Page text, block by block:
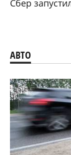
Сбер
АВТО